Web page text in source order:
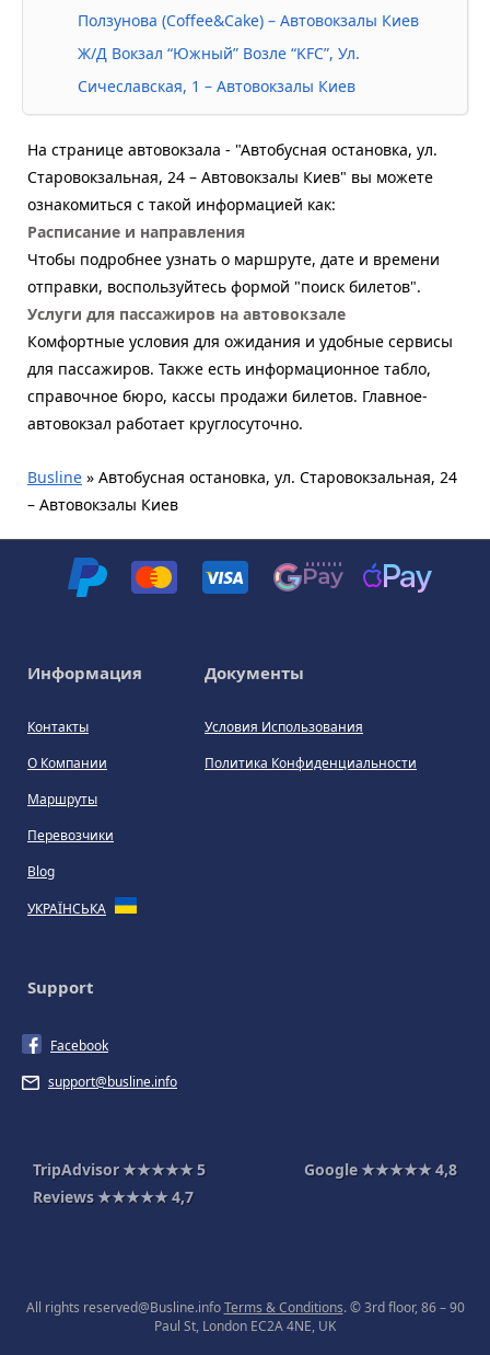
Ползунова (Coffee&Cake) – Автовокзалы Киев
Ж/Д Вокзал “Южный” Возле “KFC”, Ул.
Сичеславская, 1 – Автовокзалы Киев
На странице автовокзала - "Автобусная остановка, ул.
Старовокзальная, 24 – Автовокзалы Киев" вы можете
ознакомиться с такой информацией как:
Расписание и направления
Чтобы подробнее узнать о маршруте, дате и времени
отправки, воспользуйтесь формой "поиск билетов".
Услуги для пассажиров на автовокзале
Комфортные условия для ожидания и удобные сервисы
для пассажиров. Также есть информационное табло,
справочное бюро, кассы продажи билетов. Главное-
автовокзал работает круглосуточно.
Busline » Автобусная остановка, ул. Старовокзальная, 24
– Автовокзалы Киев
Информация
Контакты
О Компании
Маршруты
Перевозчики
Blog
УКРАЇНСЬКА
Документы
Условия Использования
Политика Конфиденциальности
Support
Facebook
support@busline.info
TripAdvisor ★★★★★5 Google ★★★★★4,8
Reviews ★★★★★4,7
All rights reserved@Busline.infoTerms & Conditions. © 3rd floor, 86 – 90
Paul St, London EC2A 4NE, UK